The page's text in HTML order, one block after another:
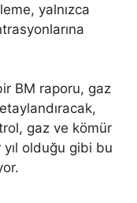
yalnızca
BM raporu, gaz
gaz ve kömür
olduğu gibi bu